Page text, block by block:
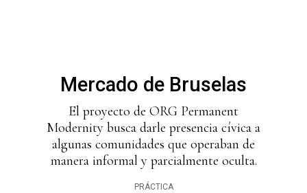
Mercado de Bruselas
El proyecto de ORG Permanent
Modernity busca darle presencia cívica a
algunas comunidades que operaban de
manera informal y parcialmente oculta.
PRÁCTICA